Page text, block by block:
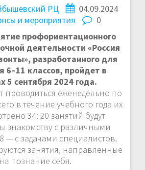
РЦ
04.09.2024
и мероприятия
0
профориентационного
деятельности «Россия
разработанного для
6–11 классов, пройдет в
5 сентября 2024 года.
проводиться еженедельно по
в течение учебного года их
34: 20 занятий будут
знакомству с различными
— с задачами специалистов.
занятия, направленные
на познание себя.